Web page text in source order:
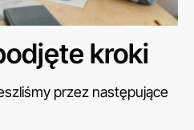
kroki
przez następujące